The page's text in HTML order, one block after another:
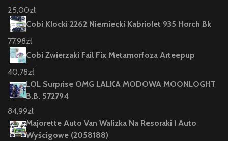
25,00zł
Cobi Klocki 2262 Niemiecki Kabriolet 935 Horch Bk
77,98zł
Cobi Zwierzaki Fail Fix Metamorfoza Arteepup
40,78zł
LOL Surprise OMG LALKA MODOWA MOONLOGHT
B.B. 572794
84,99zł
Majorette Auto Van Walizka Na Resoraki I Auto
Wyścigowe (2058188)